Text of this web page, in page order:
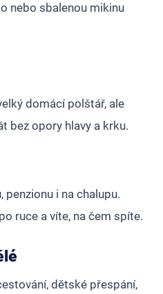
nebo sbalenou mikinu
domácí polštář, ale
bez opory hlavy a krku.
penzionu i na chalupu.
ruce a víte, na čem spíte.
dětské přespání,